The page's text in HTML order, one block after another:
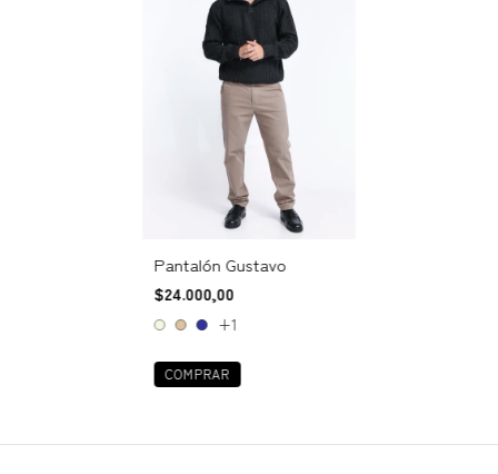
Pantalón Gustavo
$24.000,00
+1
COMPRAR